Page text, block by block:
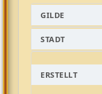
GILDE
STADT
ERSTELLT